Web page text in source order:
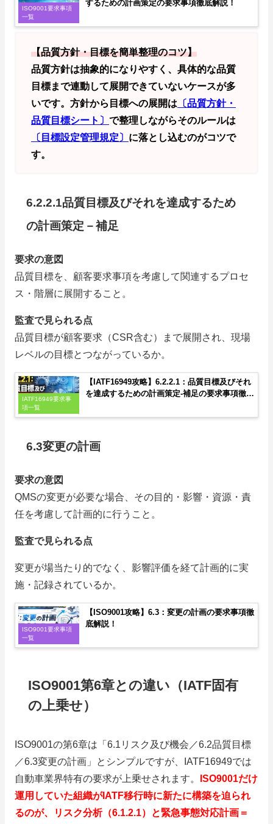
ISO9001要求事項
一覧
するための計画策定の要求事項徹底解説！
【品質方針・目標を簡単整理のコツ】
品質方針は抽象的になりやすく、具体的な品質
目標まで連動して展開できていないケースが多
いです。方針から目標への展開は 〔品質方針・
品質目標シート〕 で整理しながらそのルールは
〔目標設定管理規定〕 に落とし込むのがコツで
す。
6.2.2.1品質目標及びそれを達成するため
の計画策定－補足
要求の意図
品質目標を、顧客要求事項を考慮して関連するプロセ
ス・階層に展開すること。
監査で見られる点
品質目標が顧客要求（CSR含む）まで展開され、現場
レベルの目標とつながっているか。
IATF16949要求事
項一覧
【IATF16949攻略】6.2.2.1：品質目標及びそれ
を達成するための計画策定-補足の要求事項徹底
6.3変更の計画
要求の意図
QMSの変更が必要な場合、その目的・影響・資源・責
任を考慮して計画的に行うこと。
監査で見られる点
変更が場当たり的でなく、影響評価を経て計画的に実
施・記録されているか。
ISO9001要求事項
一覧
【ISO9001攻略】6.3：変更の計画の要求事項徹
底解説！
ISO9001第6章との違い（IATF固有
の上乗せ）
ISO9001の第6章は「6.1リスク及び機会／6.2品質目標
／6.3変更の計画」とシンプルですが、IATF16949では
自動車業界特有の要求が上乗せされます。
ISO9001だけ
運用していた組織がIATF移行時に新たに構築を迫られ
るのが、リスク分析（6.1.2.1）と緊急事態対応計画＝